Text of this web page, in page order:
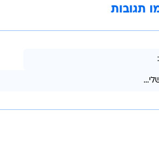
תגובות